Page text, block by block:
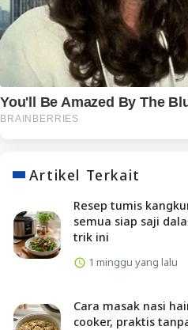
Artikel Terkait
Resep tumis
semua siap saji
trik ini
1 minggu yang lalu
Cara masak nasi
cooker, praktis